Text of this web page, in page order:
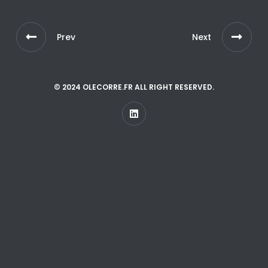
Prev Next
© 2024 OLECORRE.FR ALL RIGHT RESERVED.